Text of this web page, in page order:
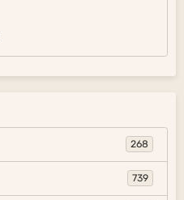
268
739